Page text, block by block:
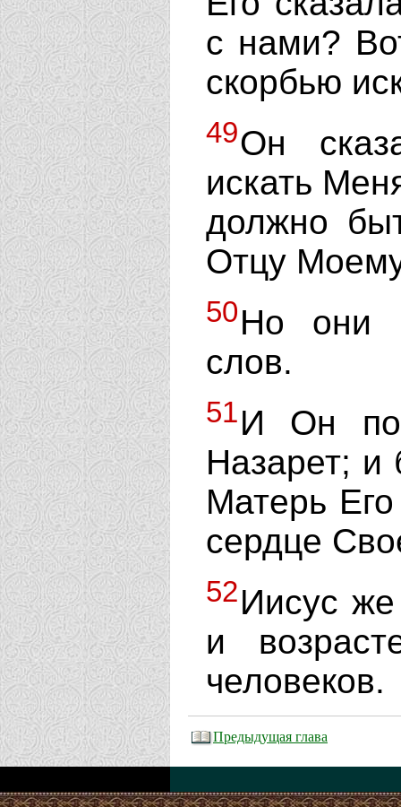
с нами?
скорбью
49Он
искать
должно
Отцу
50Но они
слов.
51И Он
Назарет; и
Матерь
сердце
52Иисус
и
человеков.
Предыдущая глава